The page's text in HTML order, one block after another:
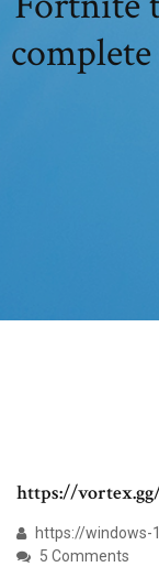
https://
https://windows-
5 Comments